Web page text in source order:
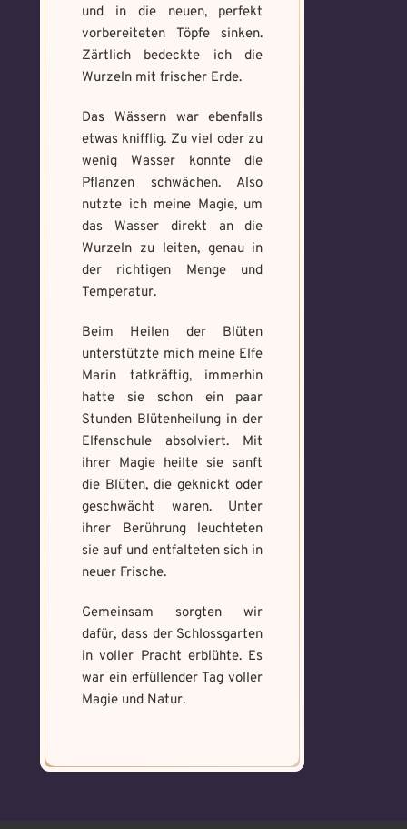
und in die neuen, perfekt
vorbereiteten Töpfe sinken.
Zärtlich bedeckte ich die
Wurzeln mit frischer Erde.
Das Wässern war ebenfalls
etwas knifflig. Zu viel oder zu
wenig Wasser konnte die
Pflanzen schwächen. Also
nutzte ich meine Magie, um
das Wasser direkt an die
Wurzeln zu leiten, genau in
der richtigen Menge und
Temperatur.
Beim Heilen der Blüten
unterstützte mich meine Elfe
Marin tatkräftig, immerhin
hatte sie schon ein paar
Stunden Blütenheilung in der
Elfenschule absolviert. Mit
ihrer Magie heilte sie sanft
die Blüten, die geknickt oder
geschwächt waren. Unter
ihrer Berührung leuchteten
sie auf und entfalteten sich in
neuer Frische.
Gemeinsam sorgten wir
dafür, dass der Schlossgarten
in voller Pracht erblühte. Es
war ein erfüllender Tag voller
Magie und Natur.
Absenden